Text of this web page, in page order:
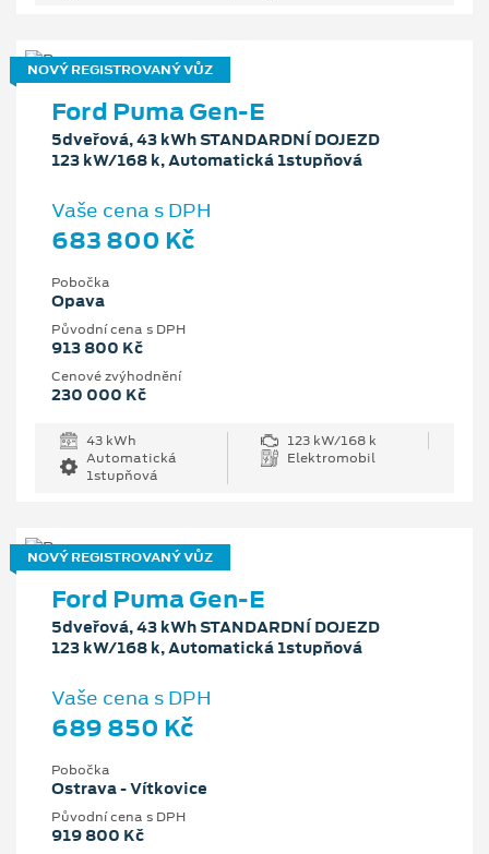
NOVÝ REGISTROVANÝ VŮZ
Ford Puma Gen-E
5dveřová, 43 kWh STANDARDNÍ DOJEZD
123 kW/168 k, Automatická 1stupňová
Vaše cena s DPH
683 800 Kč
Pobočka
Opava
Původní cena s DPH
913 800 Kč
Cenové zvýhodnění
230 000 Kč
43 kWh
123 kW/168 k
Automatická
1stupňová
Elektromobil
NOVÝ REGISTROVANÝ VŮZ
Ford Puma Gen-E
5dveřová, 43 kWh STANDARDNÍ DOJEZD
123 kW/168 k, Automatická 1stupňová
Vaše cena s DPH
689 850 Kč
Pobočka
Ostrava - Vítkovice
Původní cena s DPH
919 800 Kč